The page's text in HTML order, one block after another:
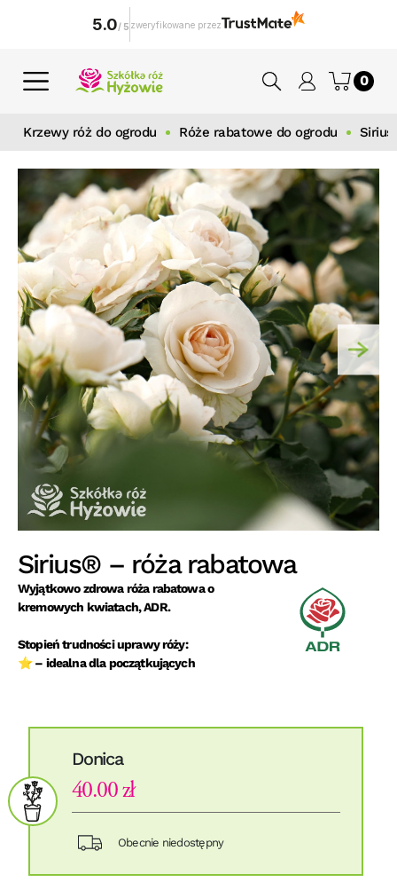
0
Krzewy róż do ogrodu Róże rabatowe do ogrodu
Sirius® – róża rabatowa
Wyjątkowo zdrowa róża rabatowa o
kremowych kwiatach, ADR.
Stopień trudności uprawy róży:
⭐ – idealna dla początkujących
Donica
40.00 zł
Obecnie niedostępny
5.0/ 5 zweryfikowane przez